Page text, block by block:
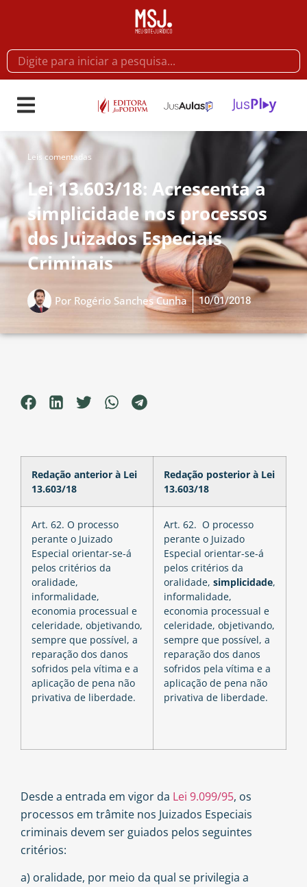
Leis comentadas
Lei 13.603/18: Acrescenta a
simplicidade nos processos
dos Juizados Especiais
Criminais
Por Rogério Sanches Cunha 10/01/2018
Redação anterior à Lei
13.603/18
Redação posterior à Lei
13.603/18
Art. 62. O processo
perante o Juizado
Especial orientar-se-á
pelos critérios da
oralidade,
informalidade,
economia processual e
celeridade, objetivando,
sempre que possível, a
reparação dos danos
sofridos pela vítima e a
aplicação de pena não
privativa de liberdade.
Art. 62. O processo
perante o Juizado
Especial orientar-se-á
pelos critérios da
oralidade, simplicidade,
informalidade,
economia processual e
celeridade, objetivando,
sempre que possível, a
reparação dos danos
sofridos pela vítima e a
aplicação de pena não
privativa de liberdade.
Desde a entrada em vigor da Lei 9.099/95, os
processos em trâmite nos Juizados Especiais
criminais devem ser guiados pelos seguintes
critérios:
a) oralidade, por meio da qual se privilegia a